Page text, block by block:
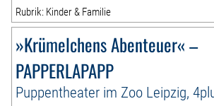
Rubrik: Kinder & Familie
»Krümelchens Abenteuer« –
PAPPERLAPAPP
Puppentheater im Zoo Leipzig,